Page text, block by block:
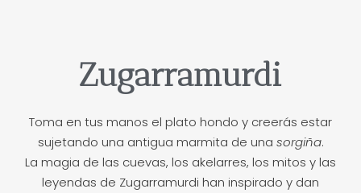
Zugarramurdi
Toma en tus manos el plato hondo y creerás estar
sujetando una antigua marmita de una sorgiña.
La magia de las cuevas, los akelarres, los mitos y las
leyendas de Zugarramurdi han inspirado y dan